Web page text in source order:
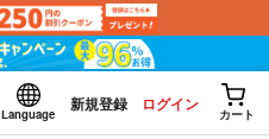
Language
新規登録 ログイン
カート